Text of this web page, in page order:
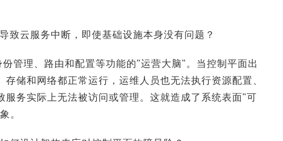
致云服务中断，即使基础设施本身没有问题？
管理、路由和配置等功能的"运营大脑"。当控制平面出
储和网络都正常运行，运维人员也无法执行资源配置、
服务实际上无法被访问或管理。这就造成了系统表面"可
。